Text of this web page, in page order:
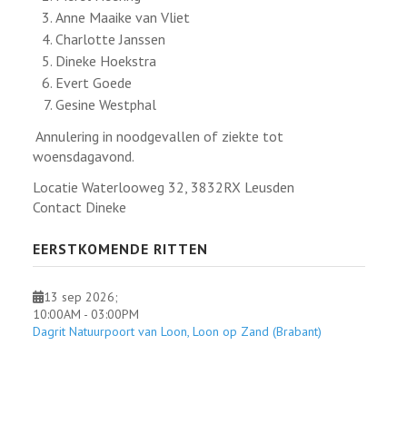
Anne Maaike van Vliet
Charlotte Janssen
Dineke Hoekstra
Evert Goede
Gesine Westphal
Annulering in noodgevallen of ziekte tot
woensdagavond.
Locatie Waterlooweg 32, 3832RX Leusden
Contact Dineke
EERSTKOMENDE RITTEN
13 sep 2026;
10:00AM -03:00PM
Dagrit Natuurpoort van Loon, Loon op Zand (Brabant)